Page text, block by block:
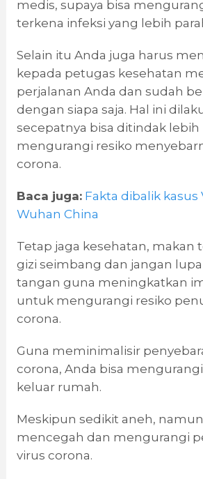
medis, supaya bisa
terkena infeksi yang lebih
Selain itu Anda juga harus
kepada petugas kesehatan
perjalanan Anda dan sudah
dengan siapa saja. Hal ini
secepatnya bisa ditindak lebih
mengurangi resiko
corona.
Baca juga: Fakta dibalik kasus
Wuhan China
Tetap jaga kesehatan, makan
gizi seimbang dan jangan
tangan guna meningkatkan
untuk mengurangi resiko
corona.
Guna meminimalisir
corona, Anda bisa
keluar rumah.
Meskipun sedikit aneh,
mencegah dan mengurangi
virus corona.